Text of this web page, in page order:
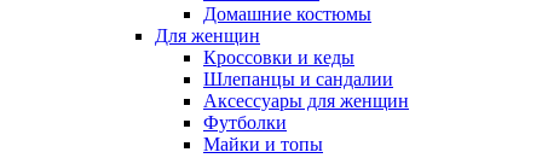
Домашние костюмы
Для женщин
Кроссовки и кеды
Шлепанцы и сандалии
Аксессуары для женщин
Футболки
Майки и топы